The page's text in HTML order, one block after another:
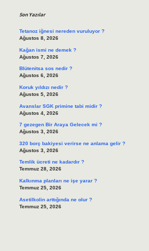
Son Yazılar
Tetanoz iğnesi nereden vuruluyor ?
Ağustos 8, 2026
Kağan ismi ne demek ?
Ağustos 7, 2026
Blütenitsa sos nedir ?
Ağustos 6, 2026
Koruk yıldızı nedir ?
Ağustos 5, 2026
Avanslar SGK primine tabi midir ?
Ağustos 4, 2026
7 gezegen Bir Araya Gelecek mi ?
Ağustos 3, 2026
320 borç bakiyesi verirse ne anlama gelir ?
Ağustos 3, 2026
Temlik ücreti ne kadardır ?
Temmuz 28, 2026
Kalkınma planları ne işe yarar ?
Temmuz 25, 2026
Asetilkolin arttığında ne olur ?
Temmuz 25, 2026